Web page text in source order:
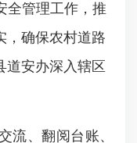
全管理工作，推
，确保农村道路
道安办深入辖区
流、翻阅台账、